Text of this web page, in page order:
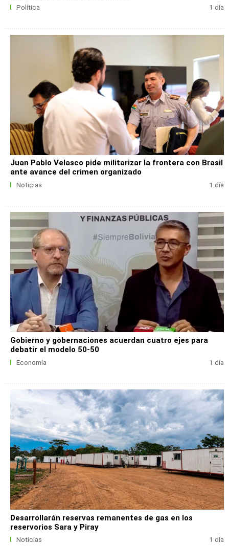
Política 1 día
Juan Pablo Velasco pide militarizar la frontera con Brasil
ante avance del crimen organizado
Noticias 1 día
Gobierno y gobernaciones acuerdan cuatro ejes para
debatir el modelo 50-50
Economía 1 día
Desarrollarán reservas remanentes de gas en los
reservorios Sara y Piray
Noticias 1 día